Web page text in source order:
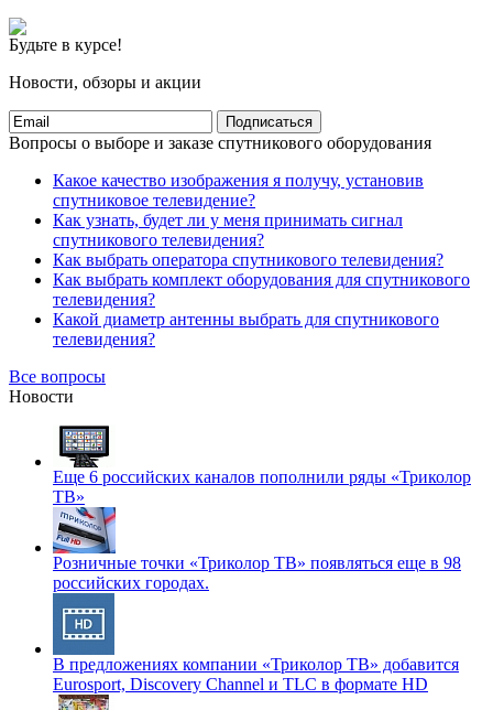
Будьте в курсе!
Новости, обзоры и акции
Подписаться
Вопросы о выборе и заказе спутникового оборудования
Какое качество изображения я получу, установив
спутниковое телевидение?
Как узнать, будет ли у меня принимать сигнал
спутникового телевидения?
Как выбрать оператора спутникового телевидения?
Как выбрать комплект оборудования для спутникового
телевидения?
Какой диаметр антенны выбрать для спутникового
телевидения?
Все вопросы
Новости
Еще 6 российских каналов пополнили ряды «Триколор
ТВ»
Розничные точки «Триколор ТВ» появляться еще в 98
российских городах.
В предложениях компании «Триколор ТВ» добавится
Eurosport, Discovery Channel и TLC в формате HD